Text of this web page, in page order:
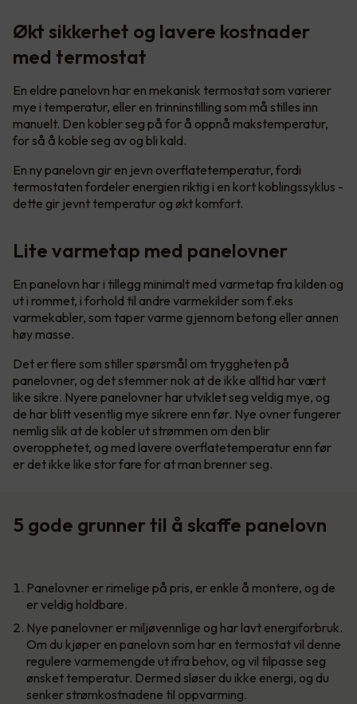
Økt sikkerhet og lavere kostnader
med termostat
En eldre panelovn har en mekanisk termostat som varierer
mye i temperatur, eller en trinninstilling som må stilles inn
manuelt. Den kobler seg på for å oppnå makstemperatur,
for så å koble seg av og bli kald.
En ny panelovn gir en jevn overflatetemperatur, fordi
termostaten fordeler energien riktig i en kort koblingssyklus -
dette gir jevnt temperatur og økt komfort.
Lite varmetap med panelovner
En panelovn har i tillegg minimalt med varmetap fra kilden og
ut i rommet, i forhold til andre varmekilder som f.eks
varmekabler, som taper varme gjennom betong eller annen
høy masse.
Det er flere som stiller spørsmål om tryggheten på
panelovner, og det stemmer nok at de ikke alltid har vært
like sikre. Nyere panelovner har utviklet seg veldig mye, og
de har blitt vesentlig mye sikrere enn før. Nye ovner fungerer
nemlig slik at de kobler ut strømmen om den blir
overopphetet, og med lavere overflatetemperatur enn før
er det ikke like stor fare for at man brenner seg.
5 gode grunner til å skaffe panelovn
Panelovner er rimelige på pris, er enkle å montere, og de
er veldig holdbare.
Nye panelovner er miljøvennlige og har lavt energiforbruk.
Om du kjøper en panelovn som har en termostat vil denne
regulere varmemengde ut ifra behov, og vil tilpasse seg
ønsket temperatur. Dermed sløser du ikke energi, og du
senker strømkostnadene til oppvarming.